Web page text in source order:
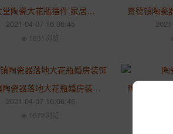
会所大堂陶瓷大花瓶摆件 家居客厅装饰品手绘山水落地陶瓷大花瓶
2021-04-07 16:06:45
1631浏览
景德镇陶瓷器落地大花瓶婚房装饰 酒店开业礼品大花瓶 新中式家居摆件
2021-04-07 16:06:45
1672浏览